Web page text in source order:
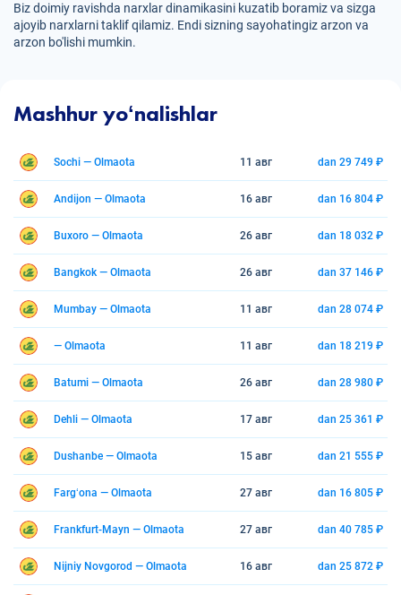
Biz doimiy ravishda narxlar dinamikasini kuzatib boramiz va sizga
ajoyib narxlarni taklif qilamiz. Endi sizning sayohatingiz arzon va
arzon bo'lishi mumkin.
Mashhur yoʻnalishlar
Sochi — Olmaota 11 авг dan 29 749 ₽
Andijon — Olmaota 16 авг dan 16 804 ₽
Buxoro — Olmaota 26 авг dan 18 032 ₽
Bangkok — Olmaota 26 авг dan 37 146 ₽
Mumbay — Olmaota 11 авг dan 28 074 ₽
— Olmaota 11 авг dan 18 219 ₽
Batumi — Olmaota 26 авг dan 28 980 ₽
Dehli — Olmaota 17 авг dan 25 361 ₽
Dushanbe — Olmaota 15 авг dan 21 555 ₽
Fargʻona — Olmaota 27 авг dan 16 805 ₽
Frankfurt-Mayn — Olmaota 27 авг dan 40 785 ₽
Nijniy Novgorod — Olmaota 16 авг dan 25 872 ₽